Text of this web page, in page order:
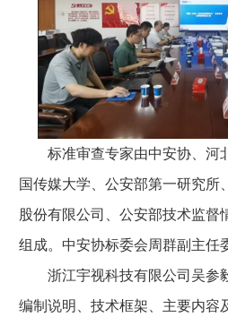
标准审查专家由中安协、河
国传媒大学、公安部第一研究所
股份有限公司、公安部技术监督
组成。中安协标委会周群副主任
浙江宇视科技有限公司吴参
编制说明、技术框架、主要内容